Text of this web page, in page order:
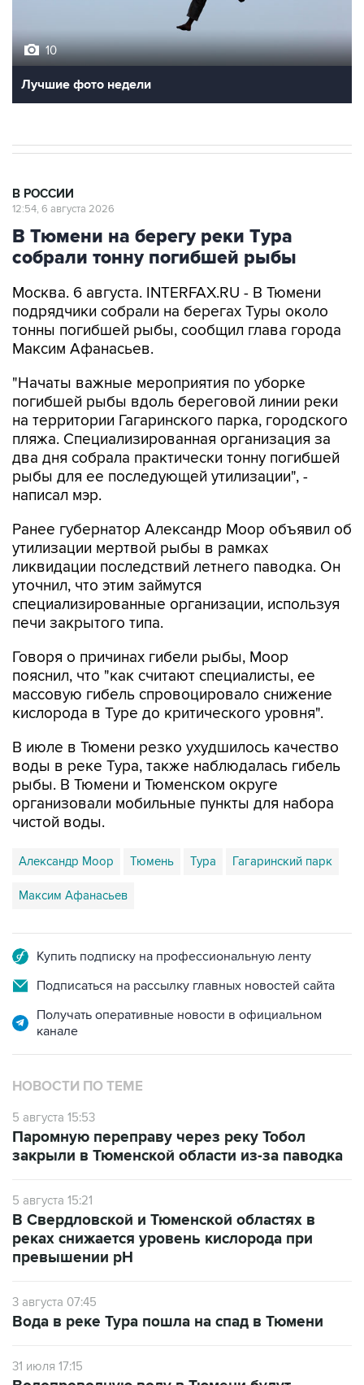
10
Лучшие фото недели
В РОССИИ
12:54, 6 августа 2026
В Тюмени на берегу реки Тура
собрали тонну погибшей рыбы
Москва. 6 августа. INTERFAX.RU - В Тюмени
подрядчики собрали на берегах Туры около
тонны погибшей рыбы, сообщил глава города
Максим Афанасьев.
"Начаты важные мероприятия по уборке
погибшей рыбы вдоль береговой линии реки
на территории Гагаринского парка, городского
пляжа. Специализированная организация за
два дня собрала практически тонну погибшей
рыбы для ее последующей утилизации", -
написал мэр.
Ранее губернатор Александр Моор объявил об
утилизации мертвой рыбы в рамках
ликвидации последствий летнего паводка. Он
уточнил, что этим займутся
специализированные организации, используя
печи закрытого типа.
Говоря о причинах гибели рыбы, Моор
пояснил, что "как считают специалисты, ее
массовую гибель спровоцировало снижение
кислорода в Туре до критического уровня".
В июле в Тюмени резко ухудшилось качество
воды в реке Тура, также наблюдалась гибель
рыбы. В Тюмени и Тюменском округе
организовали мобильные пункты для набора
чистой воды.
Александр Моор Тюмень Тура Гагаринский парк
Максим Афанасьев
Купить подписку на профессиональную ленту
Подписаться на рассылку главных новостей сайта
Получать оперативные новости в официальном
канале
НОВОСТИ ПО ТЕМЕ
5 августа 15:53
Паромную переправу через реку Тобол
закрыли в Тюменской области из-за паводка
5 августа 15:21
В Свердловской и Тюменской областях в
реках снижается уровень кислорода при
превышении рН
3 августа 07:45
Вода в реке Тура пошла на спад в Тюмени
31 июля 17:15